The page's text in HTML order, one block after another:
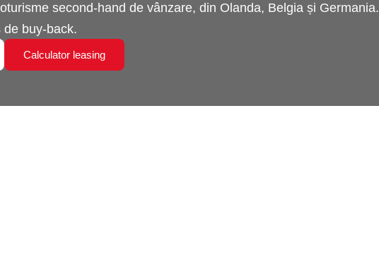
second-hand de vânzare, din Olanda, Belgia și Germania.
de buy-back.
Calculator leasing